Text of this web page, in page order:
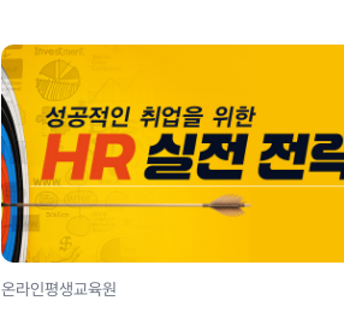
온라인평생교육원